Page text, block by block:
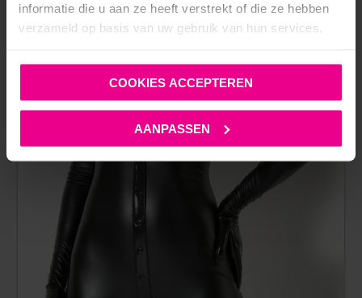
informatie die u aan ze heeft verstrekt of die ze hebben
verzameld op basis van uw gebruik van hun services.
COOKIES ACCEPTEREN
AANPASSEN
ANDERE MENSEN BEKEKEN OOK: